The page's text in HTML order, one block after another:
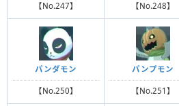
【No.247】 【No.248】
パンダモン
【No.250】
パンプモン
【No.251】